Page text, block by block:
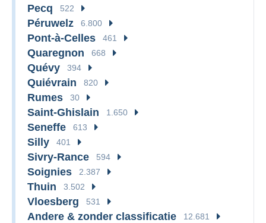
Pecq 522
Péruwelz 6.800
Pont-à-Celles 461
Quaregnon 668
Quévy 394
Quiévrain 820
Rumes 30
Saint-Ghislain 1.650
Seneffe 613
Silly 401
Sivry-Rance 594
Soignies 2.387
Thuin 3.502
Vloesberg 531
Andere & zonder classificatie 12.681